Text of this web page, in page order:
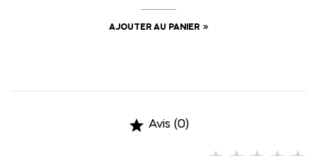
AJOUTER AU PANIER
 Avis (0)